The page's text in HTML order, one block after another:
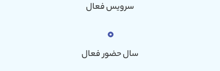
سرویس فعال
سال حضور فعال
۰